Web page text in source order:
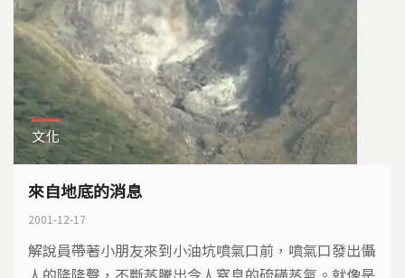
文化
來自地底的消息
2001-12-17
解說員帶著小朋友來到小油坑噴氣口前，噴氣口發出懾